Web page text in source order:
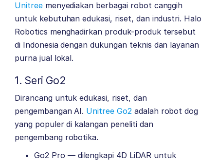
Unitreemenyediakan berbagai robot canggih
untuk kebutuhan edukasi, riset, dan industri. Halo
Robotics menghadirkan produk-produk tersebut
di Indonesia dengan dukungan teknis dan layanan
purna jual lokal.
1. Seri Go2
Dirancang untuk edukasi, riset, dan
pengembangan AI. Unitree Go2adalah robot dog
yang populer di kalangan peneliti dan
pengembang robotika.
Go2 Pro — dilengkapi 4D LiDAR untuk